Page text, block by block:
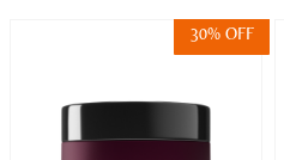
30% OFF